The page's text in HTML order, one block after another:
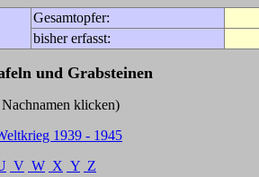
Gesamtopfer:
bisher erfasst:
und Grabsteinen
klicken)
1939 - 1945
V W X Y Z